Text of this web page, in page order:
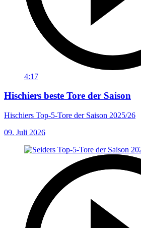
4:17
Hischiers beste Tore der Saison
Hischiers Top-5-Tore der Saison 2025/26
09. Juli 2026